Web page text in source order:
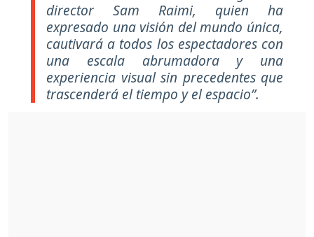
director Sam Raimi, quien ha
expresado una visión del mundo única,
cautivará a todos los espectadores con
una escala abrumadora y una
experiencia visual sin precedentes que
trascenderá el tiempo y el espacio”.